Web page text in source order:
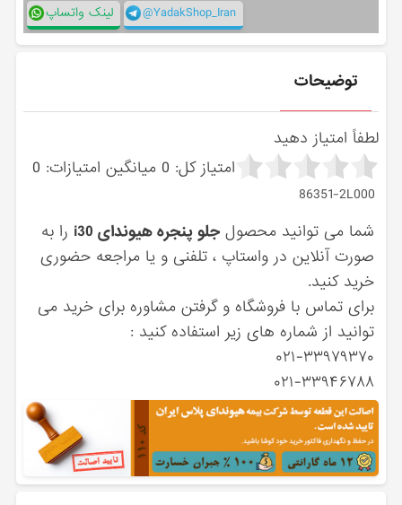
لینک واتساپ @YadakShop_Iran
توضیحات
لطفاً امتیاز دهید
امتیاز کل: 0 میانگین امتیازات: 0
86351-2L000
شما می توانید محصولجلو پنجره هیوندای i30
را به
صورت آنلاین در واستاپ ، تلفنی و یا مراجعه حضوری
خرید کنید.
برای تماس با فروشگاه و گرفتن مشاوره برای خرید می
توانید از شماره های زیر استفاده کنید :
۰۲۱-۳۳۹۷۹۳۷۰
۰۲۱-۳۳۹۴۶۷۸۸